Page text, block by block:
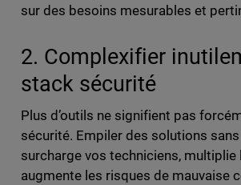
sur des besoins mesurables et
2. Complexifier
stack sécurité
Plus d’outils ne signifient pas
sécurité. Empiler des solutions
surcharge vos techniciens, multiplie
augmente les risques de mauvaise